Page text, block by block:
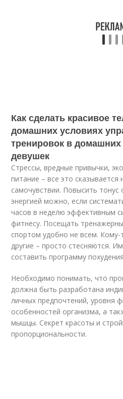
Как сделать красивое
домашних условиях
тренировок в
девушек
Стрессы, вредные привычки,
питание – все это
самочувствии. Повысить тонус
энергией можно, если
часов в неделю эффективным
фитнесу. Посещать
спортом удобно не всем. Кому-
другие – просто стесняются.
составить программу
Необходимо понимать, что
должна быть разработана
личных предпочтений, уровня
особенностей организма, а
мышцы. Секрет красоты и
пропорциональности.